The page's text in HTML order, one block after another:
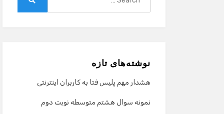
نوشته‌های تازه
هشدار مهم پلیس فتا به کاربران اینترنتی
نمونه سوال هشتم متوسطه نوبت دوم